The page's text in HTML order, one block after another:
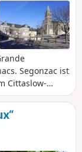
Segonzac ist
Cittaslow-
lässt, die
am